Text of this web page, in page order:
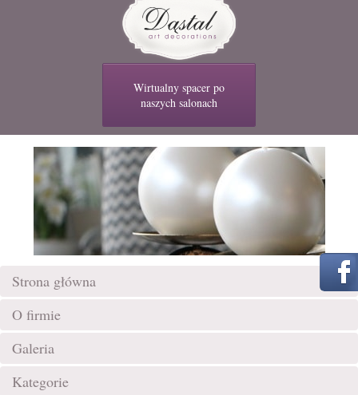
Wirtualny spacer po
naszych salonach
Strona główna
O firmie
Galeria
Kategorie